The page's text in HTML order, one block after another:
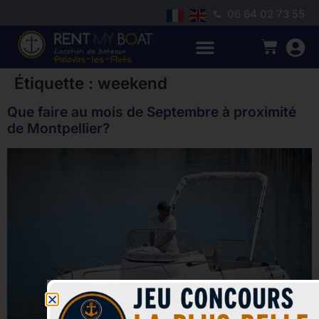
06 64 02 73 55
Étiquette : weekend
Que faire au mois de Septembre à proximité
de Montpellier?